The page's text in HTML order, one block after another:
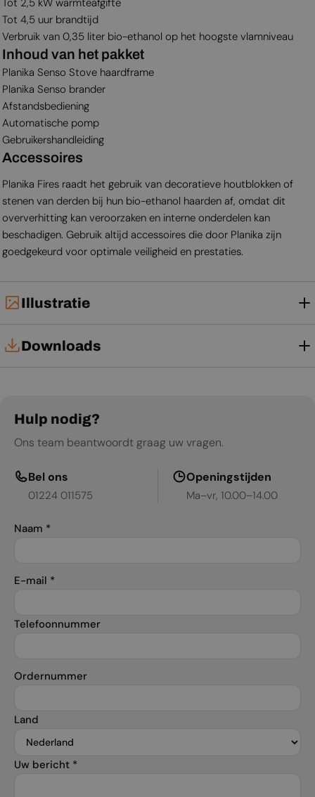
Tot 4,5 uur brandtijd
Verbruik van 0,35 liter bio-ethanol op het hoogste vlamniveau
Inhoud van het pakket
Planika Senso Stove haardframe
Planika Senso brander
Afstandsbediening
Automatische pomp
Gebruikershandleiding
Accessoires
Planika Fires raadt het gebruik van decoratieve houtblokken of
stenen van derden bij hun bio-ethanol haarden af, omdat dit
oververhitting kan veroorzaken en interne onderdelen kan
beschadigen. Gebruik altijd accessoires die door Planika zijn
goedgekeurd voor optimale veiligheid en prestaties.
Illustratie
Downloads
Installatiehandleiding
Gebruikershandleiding
Productblad
Hulp nodig?
Ons team beantwoordt graag uw vragen.
Bel ons
01224 011575
Openingstijden
Ma–vr, 10.00–14.00
Naam *
E-mail *
Telefoonnummer
Ordernummer
Land
Uw bericht *